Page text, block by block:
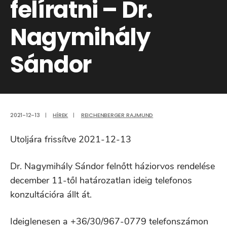
felíratni – Dr.
Nagymihály
Sándor
2021-12-13 | HÍREK | REICHENBERGER RAJMUND
Utoljára frissítve 2021-12-13
Dr. Nagymihály Sándor felnőtt háziorvos rendelése
december 11-től határozatlan ideig telefonos
konzultációra állt át.
Ideiglenesen a +36/30/967-0779 telefonszámon